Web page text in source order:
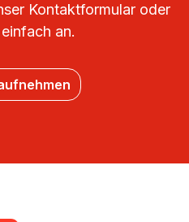
Kontaktformular oder
an.